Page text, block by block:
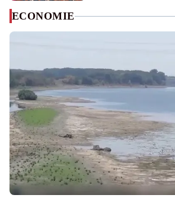
ECONOMIE